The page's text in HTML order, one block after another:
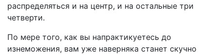
распределяться и на центр, и на остальные три
четверти.
По мере того, как вы напрактикуетесь до
изнеможения, вам уже наверняка станет скучно